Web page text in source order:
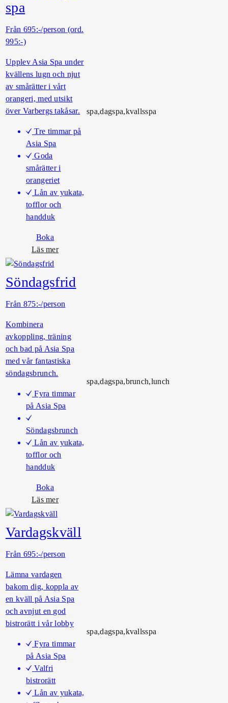
a
g
e
n
spa
Från 695:-/person (ord.
995:-)
Upplev Asia Spa under
kvällens lugn och njut
av smårätter i vårt
orangeri, med utsikt
över Varbergs takåsar.
Tre timmar på
Asia Spa
Goda
smårätter i
orangeriet
Lån av yukata,
tofflor och
handduk
Boka
Läs mero
e
k
ä
l
l
s
p
spa,dagspa,kvallsspa
Söndagsfrid
Från 875:-/person
Kombinera
avkoppling, träning
och bad på Asia Spa
med vår fantastiska
söndagsbrunch.
Fyra timmar
på Asia Spa
Söndagsbrunch
Lån av yukata,
tofflor och
handduk
Boka
Läs mero
ö
d
a
g
s
f
r
d
spa,dagspa,brunch,lunch
Vardagskväll
Från 695:-/person
Lämna vardagen
bakom dig, koppla av
en kväll på Asia Spa
och avnjut en god
bistrorätt i vår lobby
Fyra timmar
på Asia Spa
Valfri
bistrorätt
Lån av yukata,
spa,dagspa,kvallsspa